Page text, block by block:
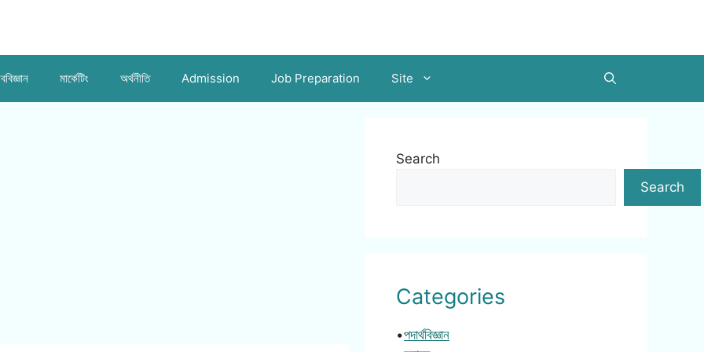
মার্কেটিং অর্থনীতি Admission Job Preparation Site
Search
Search
Categories
•পদার্থবিজ্ঞান